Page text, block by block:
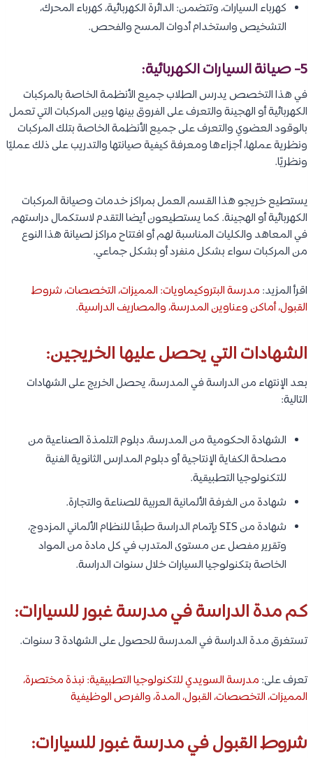
كهرباء السيارات، وتتضمن: الدائرة الكهربائية، كهرباء المحرك،
التشخيص واستخدام أدوات المسح والفحص.
5- صيانة السيارات الكهربائية:
في هذا التخصص يدرس الطلاب جميع الأنظمة الخاصة بالمركبات
الكهربائية أو الهجينة والتعرف على الفروق بينها وبين المركبات التي تعمل
بالوقود العضوي والتعرف على جميع الأنظمة الخاصة بتلك المركبات
ونظرية عملها، أجزاءها ومعرفة كيفية صيانتها والتدريب على ذلك عمليًا
ونظريًا.
يستطيع خريجو هذا القسم العمل بمراكز خدمات وصيانة المركبات
الكهربائية أو الهجينة. كما يستطيعون أيضا التقدم لاستكمال دراستهم
في المعاهد والكليات المناسبة لهم أو افتتاح مراكز لصيانة هذا النوع
من المركبات سواء بشكل منفرد أو بشكل جماعي.
اقرأ المزيد: مدرسة البتروكيماويات: المميزات، التخصصات، شروط
القبول، أماكن وعناوين المدرسة، والمصاريف الدراسية.
الشهادات التي يحصل عليها الخريجين:
بعد الإنتهاء من الدراسة في المدرسة، يحصل الخريج على الشهادات
التالية:
الشهادة الحكومية من المدرسة، دبلوم التلمذة الصناعية من
مصلحة الكفاية الإنتاجية أو دبلوم المدارس الثانوية الفنية
للتكنولوجيا التطبيقية.
شهادة من الغرفة الألمانية العربية للصناعة والتجارة.
شهادة من SIS بإتمام الدراسة طبقًا للنظام الألماني المزدوج،
وتقرير مفصل عن مستوى المتدرب في كل مادة من المواد
الخاصة بتكنولوجيا السيارات خلال سنوات الدراسة.
كم مدة الدراسة في مدرسة غبور للسيارات:
تستغرق مدة الدراسة في المدرسة للحصول على الشهادة 3 سنوات.
تعرف على: مدرسة السويدي للتكنولوجيا التطبيقية: نبذة مختصرة،
المميزات، التخصصات، القبول، المدة، والفرص الوظيفية
شروط القبول في مدرسة غبور للسيارات: